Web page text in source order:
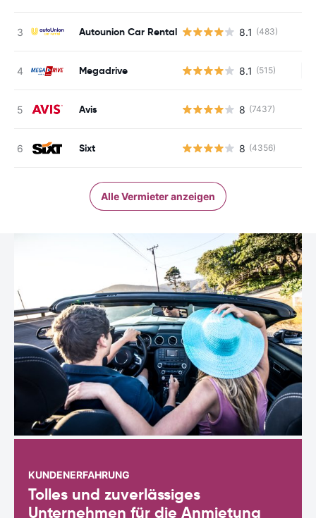
Autounion Car Rental 8.1 (483)
Megadrive 8.1 (515)
Avis 8 (7437)
Sixt 8 (4356)
Alle Vermieter anzeigen
KUNDENERFAHRUNG
Tolles und zuverlässiges
Unternehmen für die Anmietung